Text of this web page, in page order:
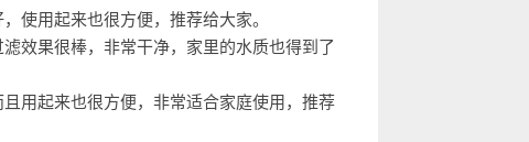
使用起来也很方便，推荐给大家。
效果很棒，非常干净，家里的水质也得到了
用起来也很方便，非常适合家庭使用，推荐